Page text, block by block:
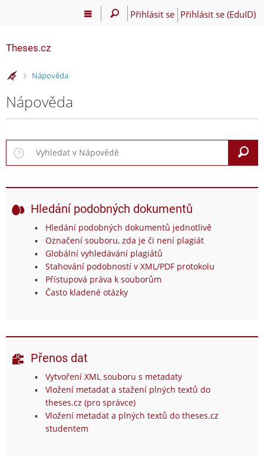
Přihlásit se Přihlásit se (EduID)
Theses.cz
>Nápověda
Nápověda
Hledání podobných dokumentů
Hledání podobných dokumentů jednotlivě
Označení souboru, zda je či není plagiát
Globální vyhledávání plagiátů
Stahování podobností v XML/PDF protokolu
Přístupová práva k souborům
Často kladené otázky
Přenos dat
Vytvoření XML souboru s metadaty
Vložení metadat a stažení plných textů do
theses.cz (pro správce)
Vložení metadat a plných textů do theses.cz
studentem